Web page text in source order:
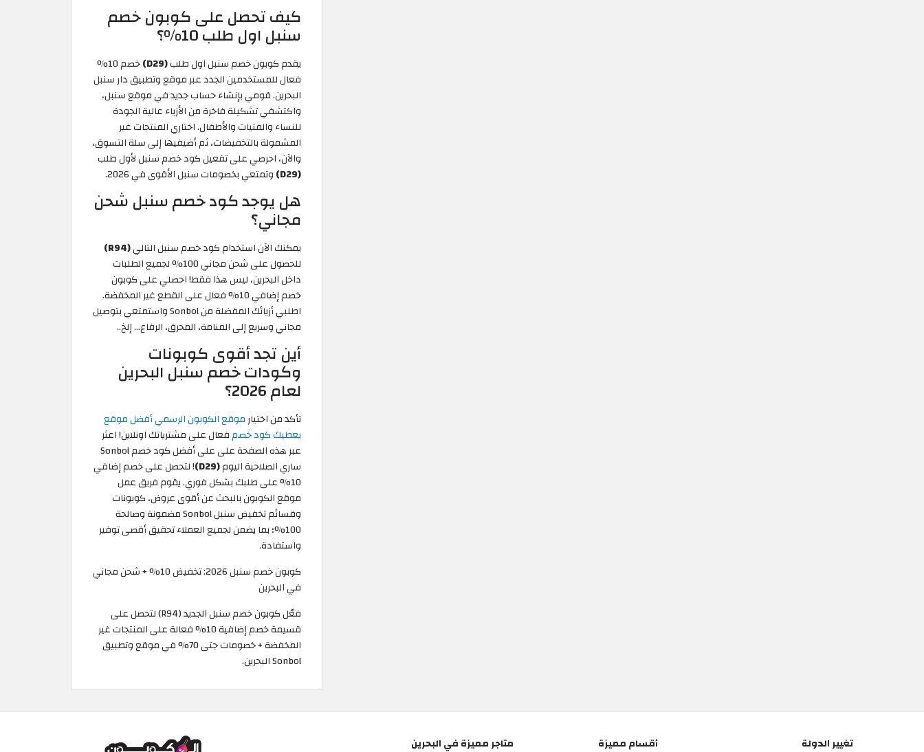
كيف تحصل على كوبون خصم
سنبل اول طلب 10%؟
يقدم كوبون خصم سنبل اول طلب(D29)
خصم 10%
فعال للمستخدمين الجدد عبر موقع وتطبيق دار سنبل
البحرين. قومي بإنشاء حساب جديد في موقع سنبل،
واكتشفي تشكيلة فاخرة من الأزياء عالية الجودة
للنساء والفتيات والأطفال. اختاري المنتجات غير
المشمولة بالتخفيضات، ثم أضيفيها إلى سلة التسوق،
والآن، احرصي على تفعيل كود خصم سنبل لأول طلب
(D29)
وتمتعي بخصومات سنبل الأقوى في 2026.
هل يوجد كود خصم سنبل شحن
مجاني؟
يمكنك الآن استخدام كود خصم سنبل التالي(R94)
للحصول على شحن مجاني 100% لجميع الطلبات
داخل البحرين، ليس هذا فقط! احصلي على كوبون
خصم إضافي 10% فعال على القطع غير المخفضة.
اطلبي أزيائك المفضلة من Sonbol واستمتعي بتوصيل
مجاني وسريع إلى المنامة، المحرق، الرفاع... إلخ..
أين تجد أقوى كوبونات
وكودات خصم سنبل البحرين
لعام 2026؟
تأكد من اختيار موقع الكوبون الرسمي أفضل موقع
يعطيك كود خصمفعال على مشترياتك اونلاين! اعثر
عبر هذه الصفحة على على أفضل كود خصم Sonbol
ساري الصلاحية اليوم(D29)
! لتحصل على خصم إضافي
10% على طلبك بشكل فوري. يقوم فريق عمل
موقع الكوبون بالبحث عن أقوى عروض، كوبونات
وقسائم تخفيض سنبل Sonbol مضمونة وصالحة
100%؛ بما يضمن لجميع العملاء تحقيق أقصى توفير
واستفادة.
كوبون خصم سنبل 2026: تخفيض 10% + شحن مجاني
في البحرين
فعّل كوبون خصم سنبل الجديد (R94) لتحصل على
قسيمة خصم إضافية 10% فعالة على المنتجات غير
المخفضة + خصومات جتى 70% في موقع وتطبيق
Sonbol البحرين.
تغيير الدولة أقسام مميزة متاجر مميزة في البحرين